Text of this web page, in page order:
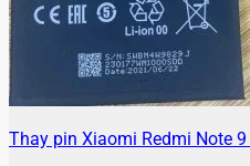
Thay pin Xiaomi Redmi Note 9